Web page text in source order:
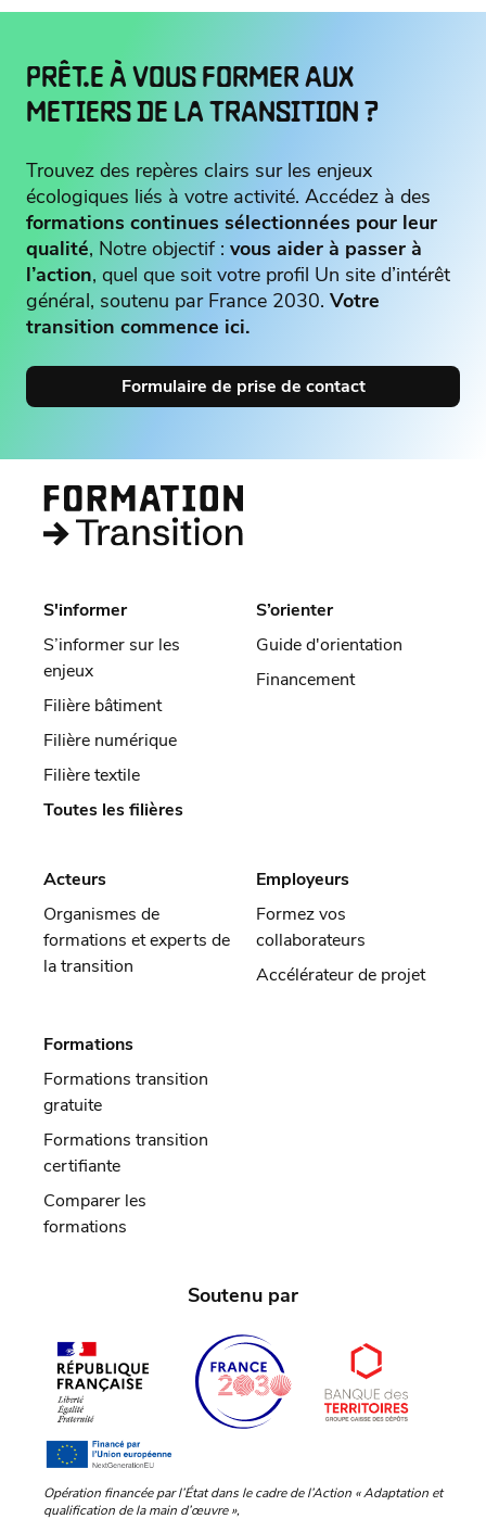
PRÊT.E À VOUS FORMER AUX
METIERS DE LA TRANSITION ?
Trouvez des repères clairs sur les enjeux
écologiques liés à votre activité. Accédez à des
formations continues sélectionnées pour leur
qualité, Notre objectif : vous aider à passer à
l’action, quel que soit votre profil Un site d’intérêt
général, soutenu par France 2030. Votre
transition commence ici.
Formulaire de prise de contact
S'informer
S’informer sur les
enjeux
Filière bâtiment
Filière numérique
Filière textile
Toutes les filières
S’orienter
Guide d'orientation
Financement
Acteurs
Organismes de
formations et experts de
la transition
Employeurs
Formez vos
collaborateurs
Accélérateur de projet
Formations
Formations transition
gratuite
Formations transition
certifiante
Comparer les
formations
Soutenu par
Opération financée par l’État dans le cadre de l’Action « Adaptation et
qualification de la main d’œuvre »,